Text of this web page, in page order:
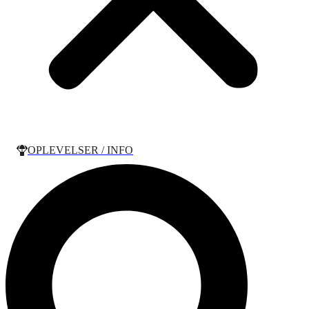
OPLEVELSER / INFO